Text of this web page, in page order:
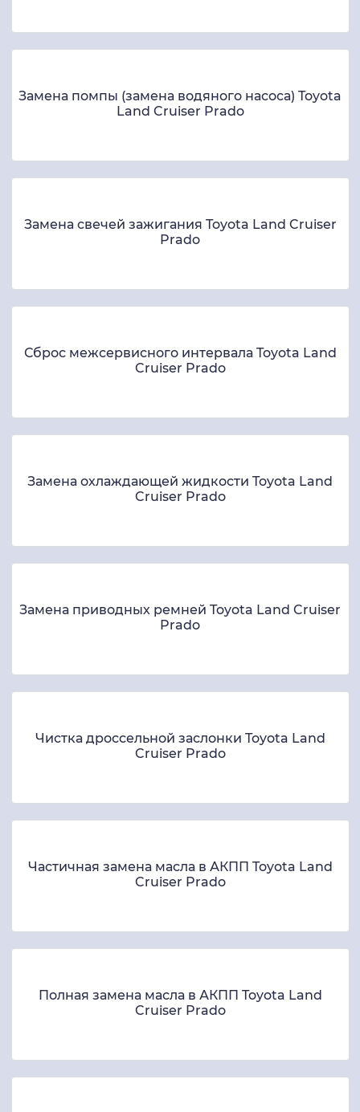
Замена помпы (замена водяного насоса) Toyota
Land Cruiser Prado
Замена свечей зажигания Toyota Land Cruiser
Prado
Сброс межсервисного интервала Toyota Land
Cruiser Prado
Замена охлаждающей жидкости Toyota Land
Cruiser Prado
Замена приводных ремней Toyota Land Cruiser
Prado
Чистка дроссельной заслонки Toyota Land
Cruiser Prado
Частичная замена масла в АКПП Toyota Land
Cruiser Prado
Полная замена масла в АКПП Toyota Land
Cruiser Prado